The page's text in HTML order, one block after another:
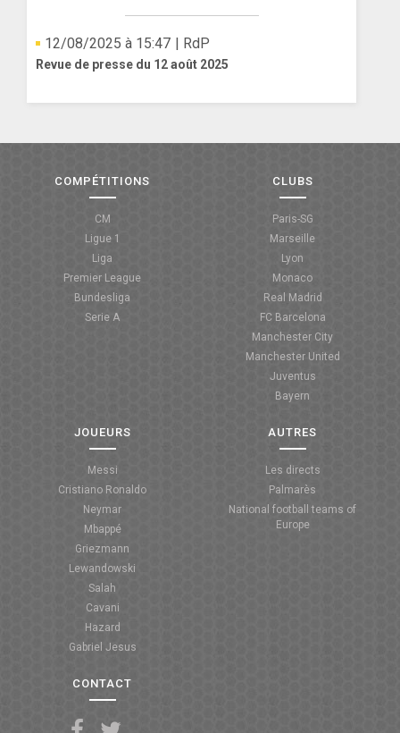
12/08/2025 à 15:47 | RdP
Revue de presse du 12 août 2025
COMPÉTITIONS
CM
Ligue 1
Liga
Premier League
Bundesliga
Serie A
CLUBS
Paris-SG
Marseille
Lyon
Monaco
Real Madrid
FC Barcelona
Manchester City
Manchester United
Juventus
Bayern
JOUEURS
Messi
Cristiano Ronaldo
Neymar
Mbappé
Griezmann
Lewandowski
Salah
Cavani
Hazard
Gabriel Jesus
AUTRES
Les directs
Palmarès
National football teams of
Europe
CONTACT